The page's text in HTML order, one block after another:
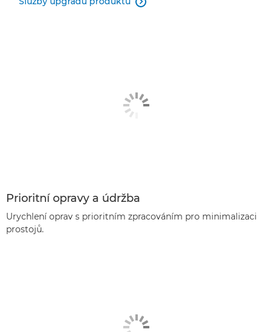

Prioritní opravy a údržba
Urychlení oprav s prioritním zpracováním pro minimalizaci
prostojů.